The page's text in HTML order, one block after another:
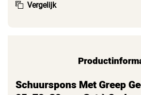
Vergelijk
Schuurspons Met Greep